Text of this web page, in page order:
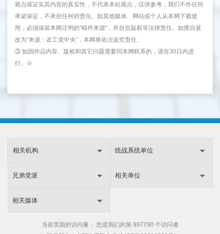
观点或证实其内容的真实性，不代表本站观点，仅供参考，我们不作任何
承诺保证，不承担任何的责任。如其他媒体、网站或个人从本网下载使
用，必须保留本网注明的"稿件来源"，并自负版权等法律责任。如擅自篡
改为"来源：农工党中央"，本网将依法追究责任。
③ 如因作品内容、版权和其它问题需要同本网联系的，请在30日内进
行。※
相关机构 统战系统单位
兄弟党派 相关单位
相关媒体
当前页面的访问量： 您是我们的第 997790 个访问者